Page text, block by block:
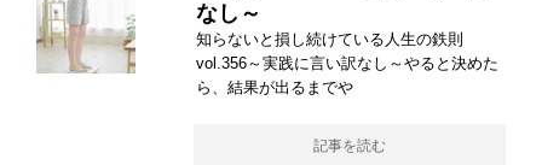
なし～
知らないと損し続けている人生の鉄則
vol.356～実践に言い訳なし～やると決めた
ら、結果が出るまでや
記事を読む